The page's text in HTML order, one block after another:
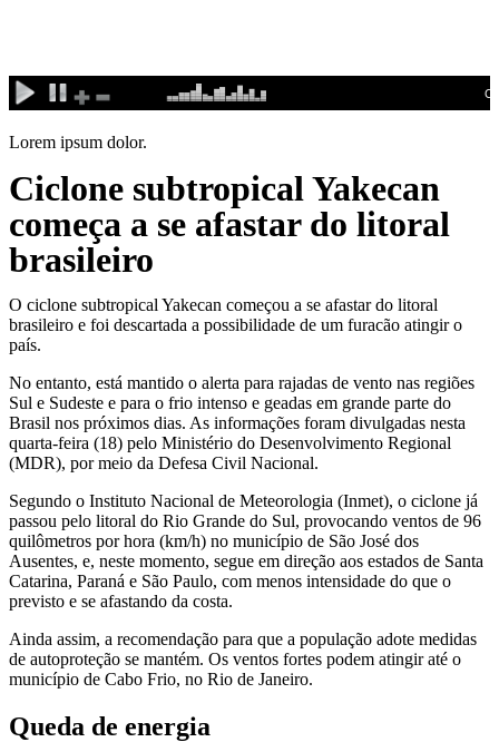
conteúdo
Lorem ipsum dolor.
Ciclone subtropical Yakecan
começa a se afastar do litoral
brasileiro
O ciclone subtropical Yakecan começou a se afastar do litoral
brasileiro e foi descartada a possibilidade de um furacão atingir o
país.
No entanto, está mantido o alerta para rajadas de vento nas regiões
Sul e Sudeste e para o frio intenso e geadas em grande parte do
Brasil nos próximos dias. As informações foram divulgadas nesta
quarta-feira (18) pelo Ministério do Desenvolvimento Regional
(MDR), por meio da Defesa Civil Nacional.
Segundo o Instituto Nacional de Meteorologia (Inmet), o ciclone já
passou pelo litoral do Rio Grande do Sul, provocando ventos de 96
quilômetros por hora (km/h) no município de São José dos
Ausentes, e, neste momento, segue em direção aos estados de Santa
Catarina, Paraná e São Paulo, com menos intensidade do que o
previsto e se afastando da costa.
Ainda assim, a recomendação para que a população adote medidas
de autoproteção se mantém. Os ventos fortes podem atingir até o
município de Cabo Frio, no Rio de Janeiro.
Queda de energia